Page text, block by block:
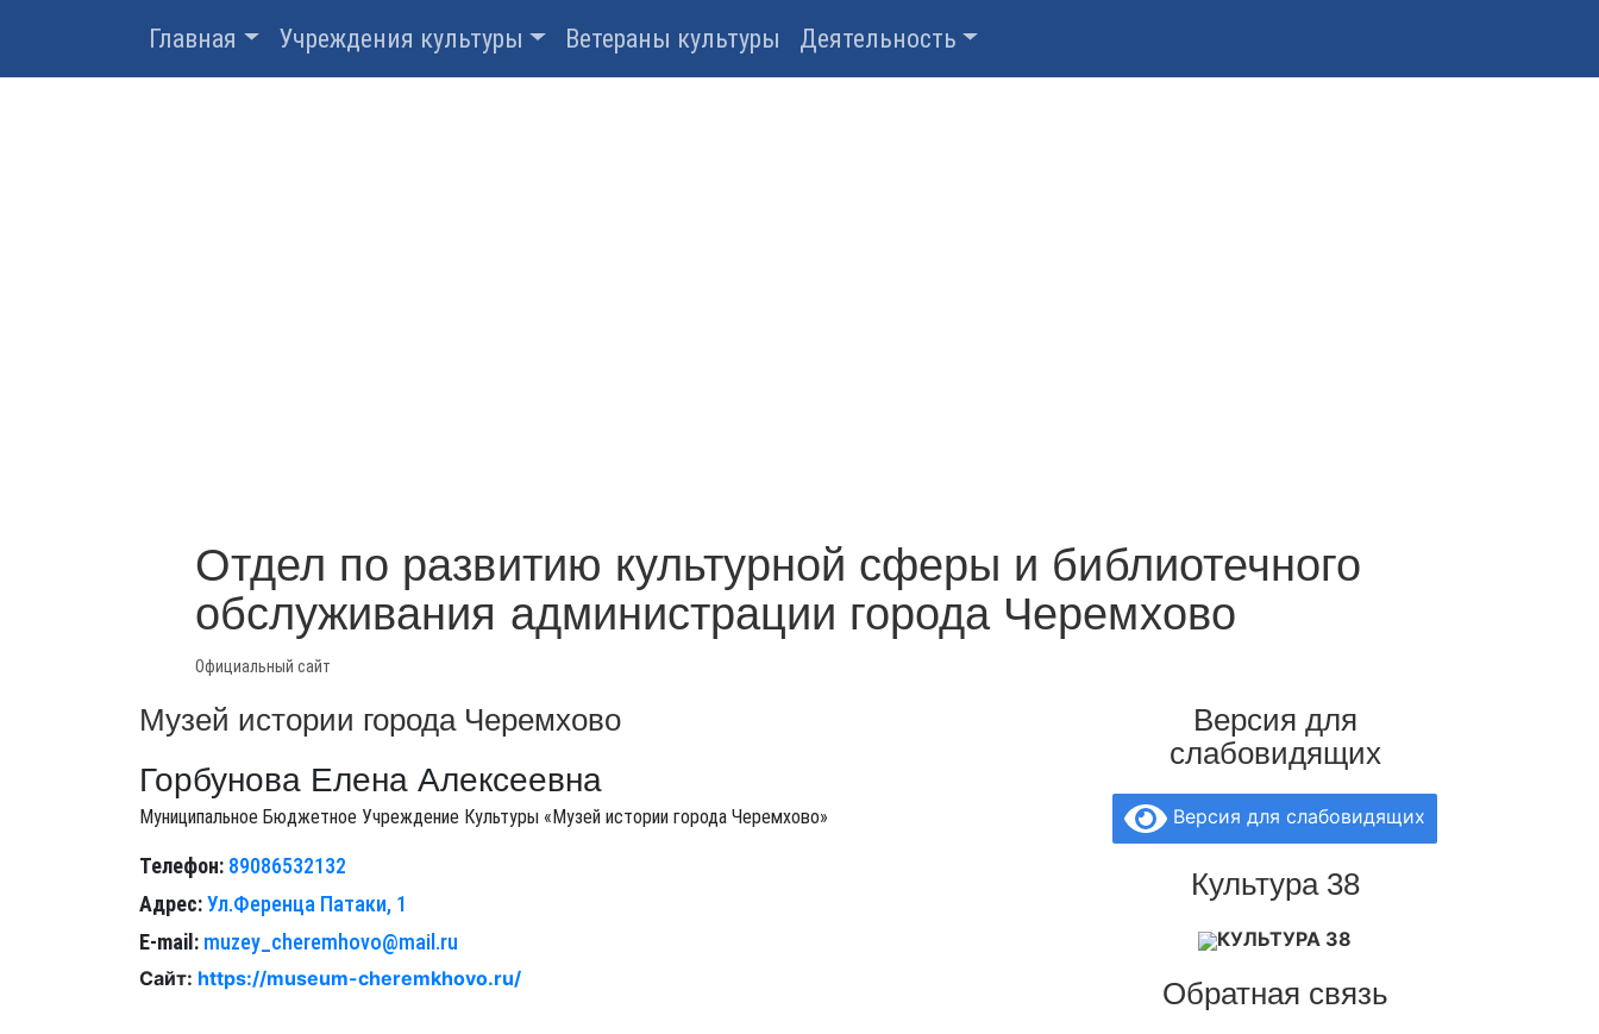
Главная Учреждения культуры Ветераны культуры Деятельность
Отдел по развитию культурной сферы и библиотечного
обслуживания администрации города Черемхово
Официальный сайт
Музей истории города Черемхово
Горбунова Елена Алексеевна
Муниципальное Бюджетное Учреждение Культуры «Музей истории города Черемхово»
Телефон: 89086532132
Адрес:Ул.Ференца Патаки, 1
E-mail: muzey_cheremhovo@mail.ru
Cайт: https://museum-cheremkhovo.ru/
Версия для
слабовидящих
Версия для слабовидящих
Культура 38
КУЛЬТУРА 38
Обратная связь